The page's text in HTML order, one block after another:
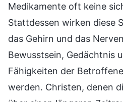
Medikamente oft keine
Stattdessen wirken diese
das Gehirn und das
Bewusstsein, Gedächtnis
Fähigkeiten der
werden. Christen, denen